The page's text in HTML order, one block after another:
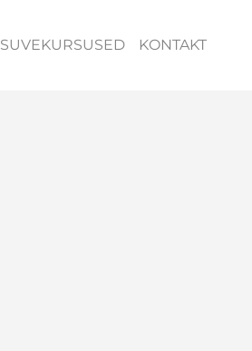
SUVEKURSUSED KONTAKT